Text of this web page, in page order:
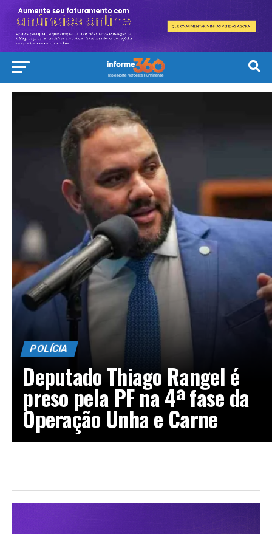
POLÍCIA
Deputado Thiago Rangel é
preso pela PF na 4ª fase da
Operação Unha e Carne